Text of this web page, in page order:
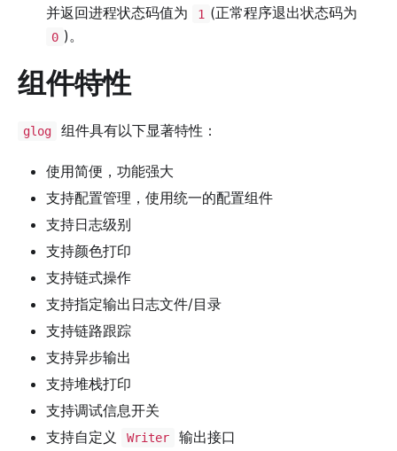
并返回进程状态码值为
1 (正常程序退出状态码为
0 )。
组件特性
glog 组件具有以下显著特性：
使用简便，功能强大
支持配置管理，使用统一的配置组件
支持日志级别
支持颜色打印
支持链式操作
支持指定输出日志文件/目录
支持链路跟踪
支持异步输出
支持堆栈打印
支持调试信息开关
支持自定义
Writer
输出接口